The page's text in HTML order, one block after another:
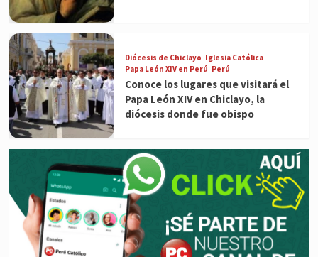
Diócesis de Chiclayo Iglesia Católica
Papa León XIV en Perú Perú
Conoce los lugares que visitará el
Papa León XIV en Chiclayo, la
diócesis donde fue obispo